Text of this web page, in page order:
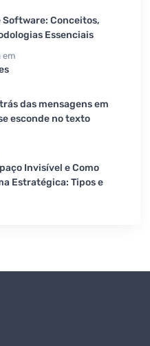
Software: Conceitos,
Essenciais
em
das mensagens em
esconde no texto
Invisível e Como
Estratégica: Tipos e